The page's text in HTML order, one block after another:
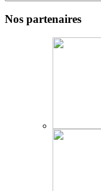
Nos partenaires